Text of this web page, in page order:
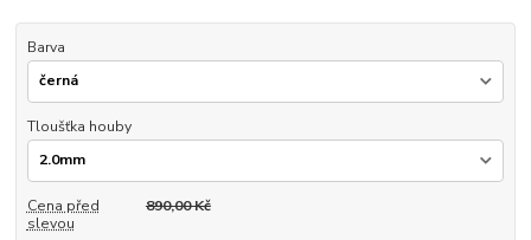
Barva
Tloušťka houby
Cena před
slevou
890,00 Kč